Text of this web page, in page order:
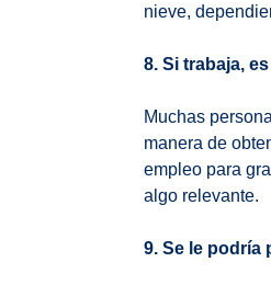
nieve,
8. Si trabaja,
Muchas
manera de
empleo para
algo relevante.
9. Se le podría